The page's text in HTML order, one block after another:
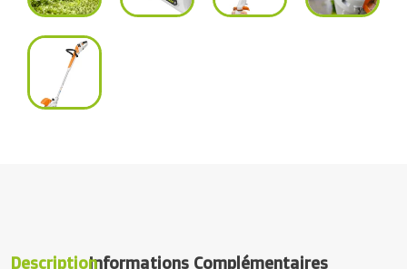
DescriptionInformations Complémentaires